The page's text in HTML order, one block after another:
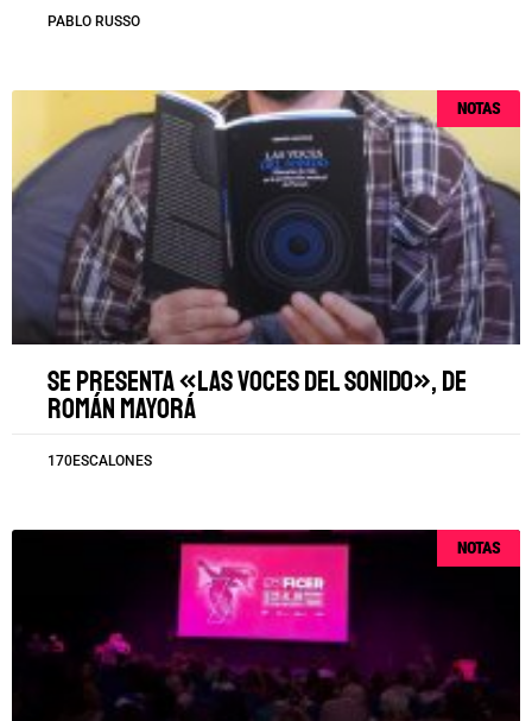
PABLO RUSSO
NOTAS
Se presenta «Las voces del sonido», de
Román Mayorá
170ESCALONES
NOTAS